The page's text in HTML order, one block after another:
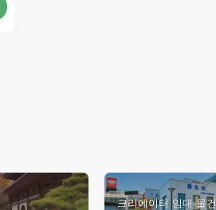
크리에이터 임대 물건